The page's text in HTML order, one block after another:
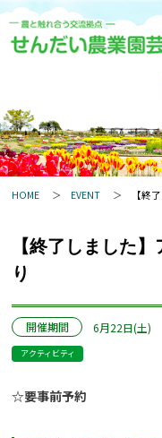
HOME EVENT 【終
【終了しました
り
開催期間 6月22日(土)
アクティビティ
☆要事前予約